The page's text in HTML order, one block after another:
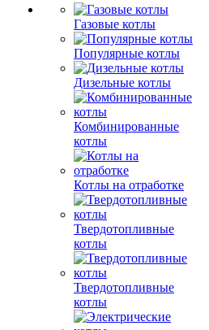
Газовые котлы
Популярные котлы
Дизельные котлы
Комбинированные
котлы
Котлы на отработке
Твердотопливные
котлы
Твердотопливные
котлы